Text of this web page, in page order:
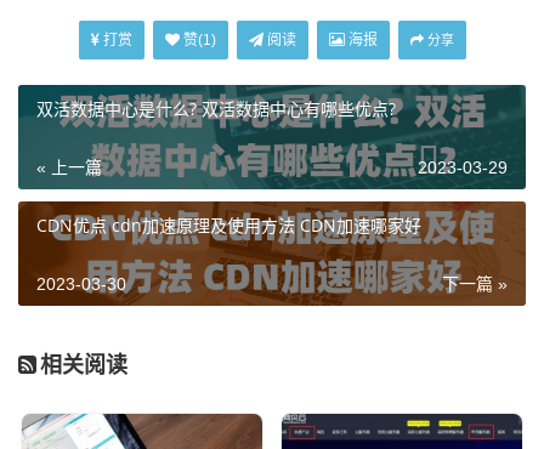
打赏 赞(1) 阅读 海报 分享
双活数据中心是什么? 双活数据中心有哪些优点​?
« 上一篇 2023-03-29
CDN优点 cdn加速原理及使用方法 CDN加速哪家好
下一篇 »
2023-03-30
相关阅读